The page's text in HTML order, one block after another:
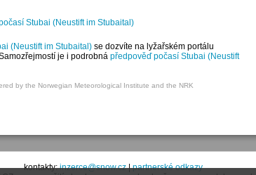
Stubai (Neustift im Stubaital)
(Neustift im Stubaital) se dozvíte na lyžařském portálu
je i podrobná předpověď počasí Stubai (Neustift
by the Norwegian Meteorological Institute and the NRK
kontakty:inzerce@snow.cz|partnerské odkazy